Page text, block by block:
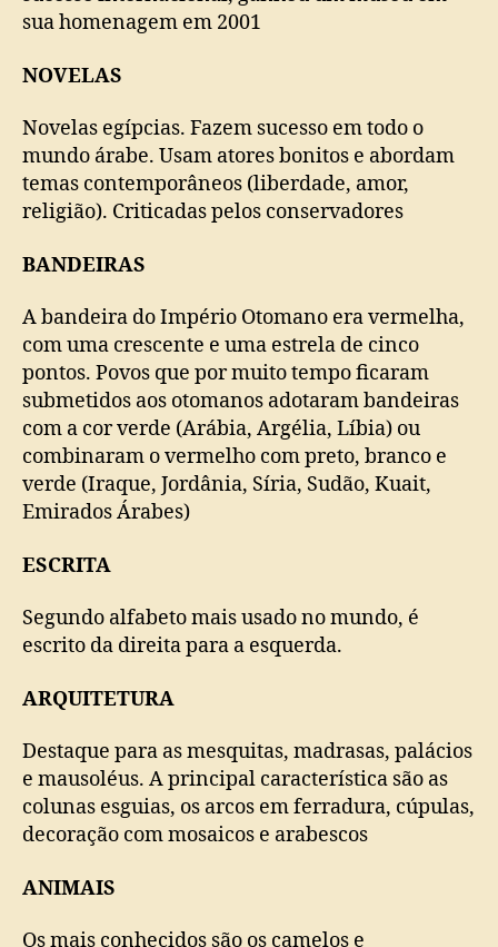
sua homenagem em 2001
NOVELAS
Novelas egípcias. Fazem sucesso em todo o
mundo árabe. Usam atores bonitos e abordam
temas contemporâneos (liberdade, amor,
religião). Criticadas pelos conservadores
BANDEIRAS
A bandeira do Império Otomano era vermelha,
com uma crescente e uma estrela de cinco
pontos. Povos que por muito tempo ficaram
submetidos aos otomanos adotaram bandeiras
com a cor verde (Arábia, Argélia, Líbia) ou
combinaram o vermelho com preto, branco e
verde (Iraque, Jordânia, Síria, Sudão, Kuait,
Emirados Árabes)
ESCRITA
Segundo alfabeto mais usado no mundo, é
escrito da direita para a esquerda.
ARQUITETURA
Destaque para as mesquitas, madrasas, palácios
e mausoléus. A principal característica são as
colunas esguias, os arcos em ferradura, cúpulas,
decoração com mosaicos e arabescos
ANIMAIS
Os mais conhecidos são os camelos e